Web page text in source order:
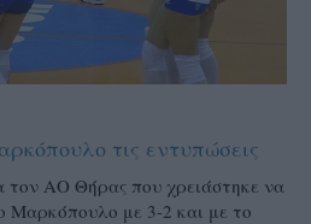
τις εντυπώσεις
τον ΑΟ Θήρας που χρειάστηκε να
Μαρκόπουλο με 3-2 και με το